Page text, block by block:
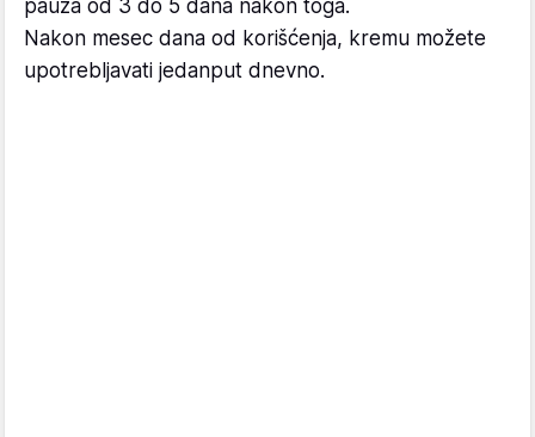
pauza od 3 do 5 dana nakon toga.
Nakon mesec dana od korišćenja, kremu možete
upotrebljavati jedanput dnevno.